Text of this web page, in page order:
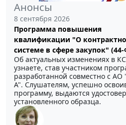
Анонсы
8 сентября 2026
Программа повышения
квалификации "О
системе в сфере закупок"
Об актуальных изменениях в КС
узнаете, став участником
разработанной совместно с АО
А". Слушателям, успешно
программу, выдаются
установленного образца.